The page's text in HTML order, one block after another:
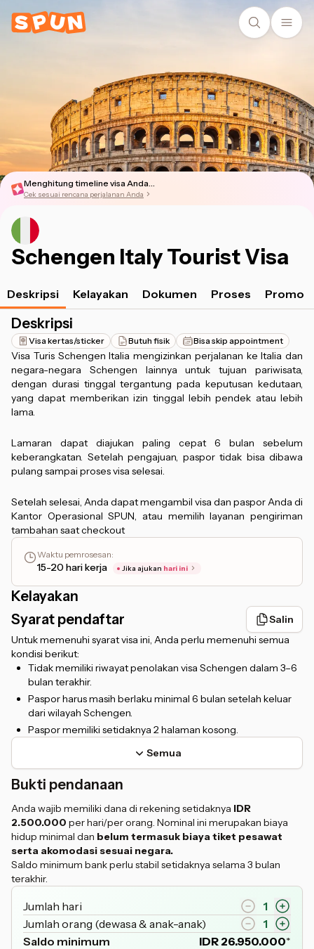
Menghitung timeline visa Anda...
Cek sesuai rencana perjalanan Anda
Schengen Italy Tourist Visa
Deskripsi Kelayakan Dokumen Proses Promo
Deskripsi
Visa kertas/sticker Butuh fisik Bisa skip appointment
Visa Turis Schengen Italia mengizinkan perjalanan ke Italia dan
negara-negara Schengen lainnya untuk tujuan pariwisata,
dengan durasi tinggal tergantung pada keputusan kedutaan,
yang dapat memberikan izin tinggal lebih pendek atau lebih
lama.
Lamaran dapat diajukan paling cepat 6 bulan sebelum
keberangkatan. Setelah pengajuan, paspor tidak bisa dibawa
pulang sampai proses visa selesai.
Setelah selesai, Anda dapat mengambil visa dan paspor Anda di
Kantor Operasional SPUN, atau memilih layanan pengiriman
tambahan saat checkout
Waktu pemrosesan:
15-20 hari kerja Jika ajukan hari ini
Kelayakan
Syarat pendaftar
Salin
Untuk memenuhi syarat visa ini, Anda perlu memenuhi semua
kondisi berikut:
Tidak memiliki riwayat penolakan visa Schengen dalam 3–6
bulan terakhir.
Paspor harus masih berlaku minimal 6 bulan setelah keluar
dari wilayah Schengen.
Paspor memiliki setidaknya 2 halaman kosong.
Semua
Bukti pendanaan
Anda wajib memiliki dana di rekening setidaknya IDR
2.500.000 per hari/per orang. Nominal ini merupakan biaya
hidup minimal dan belum termasuk biaya tiket pesawat
serta akomodasi sesuai negara.
Saldo minimum bank perlu stabil setidaknya selama 3 bulan
terakhir.
Jumlah hari
1
Jumlah orang (dewasa & anak-anak)
1
Saldo minimum
IDR 26.950.000*